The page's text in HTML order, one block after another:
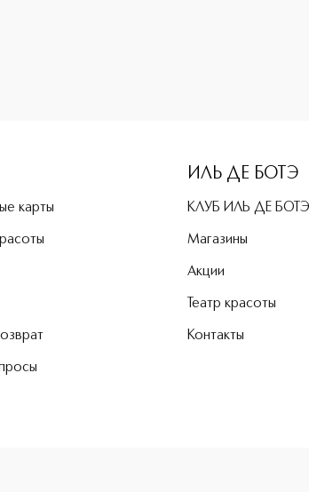
карты
ИЛЬ ДЕ БОТЭ
КЛУБ ИЛЬ ДЕ БОТЭ
Магазины
Акции
Театр красоты
Контакты